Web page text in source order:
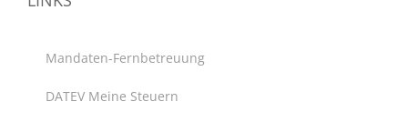
Mandaten-Fernbetreuung
DATEV Meine Steuern